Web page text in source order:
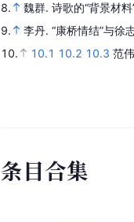
8.
魏群. 诗歌的“背景材
9.
李丹. “康桥情结”与徐
10.
10.1 10.2 10.3 范
条目合集